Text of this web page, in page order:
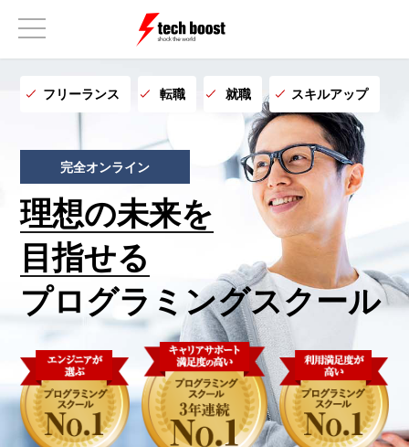
フリーランス 転職 就職 スキルアップ
完全オンライン
理想の未来を
目指せる
プログラミングスクール